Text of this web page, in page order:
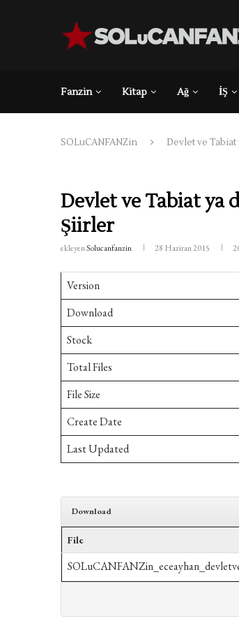
Fanzin Kitap Ağ İŞ
SOLuCANFANZin Devlet ve
Devlet ve Tabiat ya
Şiirler
ekleyenSolucanfanzin 28 Haziran 2015
Version
Download
Stock
Total Files
File Size
Create Date
Last Updated
Download
File